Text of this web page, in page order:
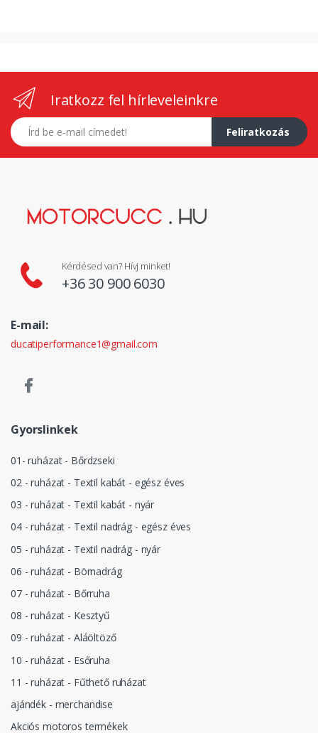
Iratkozz fel hírleveleinkre
E-mail címed
Feliratkozás
Kérdésed van? Hívj minket!
+36 30 900 6030
E-mail:
ducatiperformance1@gmail.com
Gyorslinkek
01- ruházat - Bőrdzseki
02 - ruházat - Textil kabát - egész éves
03 - ruházat - Textil kabát - nyár
04 - ruházat - Textil nadrág - egész éves
05 - ruházat - Textil nadrág - nyár
06 - ruházat - Börnadrág
07 - ruházat - Bőrruha
08 - ruházat - Kesztyű
09 - ruházat - Aláöltöző
10 - ruházat - Esőruha
11 - ruházat - Fűthető ruházat
ajándék - merchandise
Akciós motoros termékek